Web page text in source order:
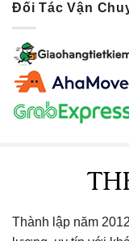
Đối Tác Vận
Thành lập năm